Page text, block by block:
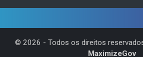
© 2026 - Todos os direitos
MaximizeGov